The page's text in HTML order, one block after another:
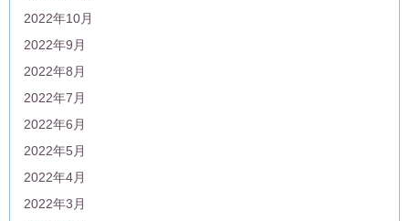
2022年10月
2022年9月
2022年8月
2022年7月
2022年6月
2022年5月
2022年4月
2022年3月